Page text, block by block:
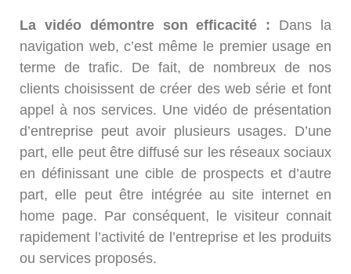
La vidéo démontre son efficacité : Dans la
navigation web, c’est même le premier usage en
terme de trafic. De fait, de nombreux de nos
clients choisissent de créer des web série et font
appel à nos services. Une vidéo de présentation
d’entreprise peut avoir plusieurs usages. D’une
part, elle peut être diffusé sur les réseaux sociaux
en définissant une cible de prospects et d’autre
part, elle peut être intégrée au site internet en
home page. Par conséquent, le visiteur connait
rapidement l’activité de l’entreprise et les produits
ou services proposés.